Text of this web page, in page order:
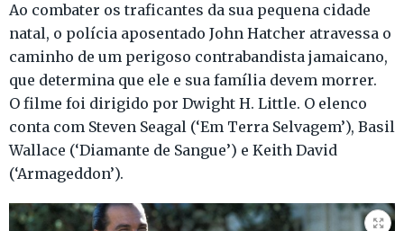
Ao combater os traficantes da sua pequena cidade
natal, o polícia aposentado John Hatcher atravessa o
caminho de um perigoso contrabandista jamaicano,
que determina que ele e sua família devem morrer.
O filme foi dirigido por Dwight H. Little. O elenco
conta com Steven Seagal (‘Em Terra Selvagem’), Basil
Wallace (‘Diamante de Sangue’) e Keith David
(‘Armageddon’).